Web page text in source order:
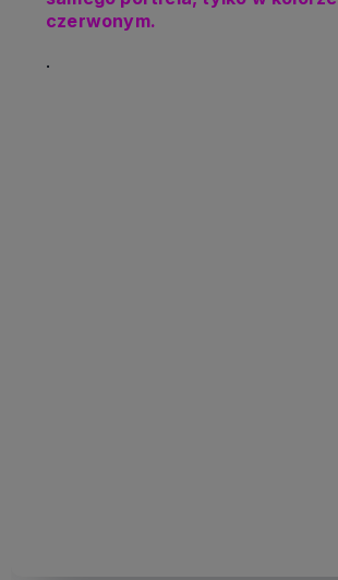
czerwonym.
.